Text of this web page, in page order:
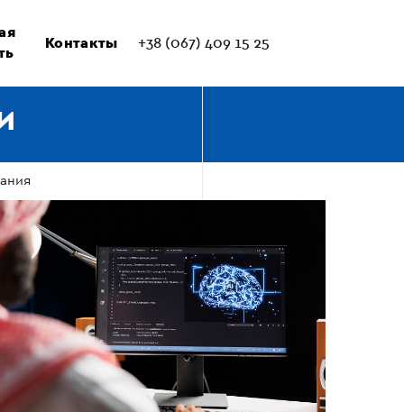
Контакты +38 (067) 409 15 25